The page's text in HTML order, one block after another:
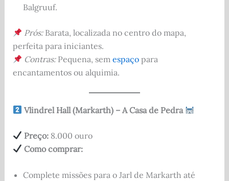
Balgruuf.
Prós:Barata, localizada no centro do mapa,
perfeita para iniciantes.
Contras:Pequena, sem espaçopara
encantamentos ou alquimia.
Vlindrel Hall (Markarth) – A Casa de Pedra
Preço:8.000 ouro
Como comprar:
Complete missões para o Jarl de Markarth até